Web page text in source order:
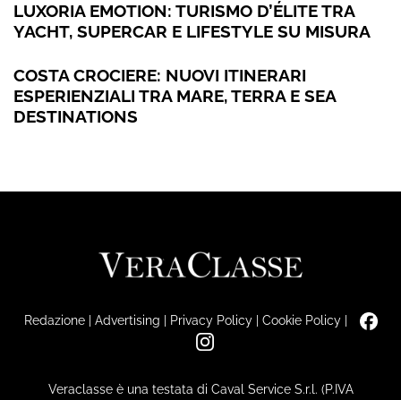
LUXORIA EMOTION: TURISMO D’ÉLITE TRA
YACHT, SUPERCAR E LIFESTYLE SU MISURA
COSTA CROCIERE: NUOVI ITINERARI
ESPERIENZIALI TRA MARE, TERRA E SEA
DESTINATIONS
Redazione| Advertising | Privacy Policy| Cookie Policy|
Veraclasse è una testata di Caval Service S.r.l. (P.IVA